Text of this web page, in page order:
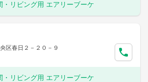
・リビング用 エアリーブーケ
区春日２－２０－９
・リビング用 エアリーブーケ